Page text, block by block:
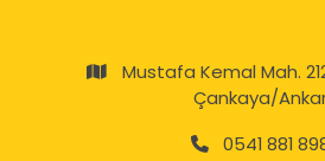
Mustafa Kemal Mah.
Çankaya/
0541 881